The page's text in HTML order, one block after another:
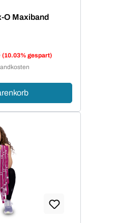
O Maxiband
(10.03% gespart)